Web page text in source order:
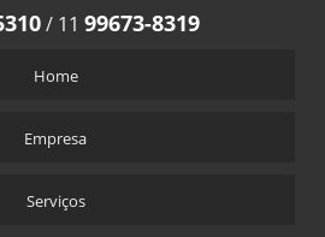
/ 11 99673-8319
Home
Empresa
Serviços